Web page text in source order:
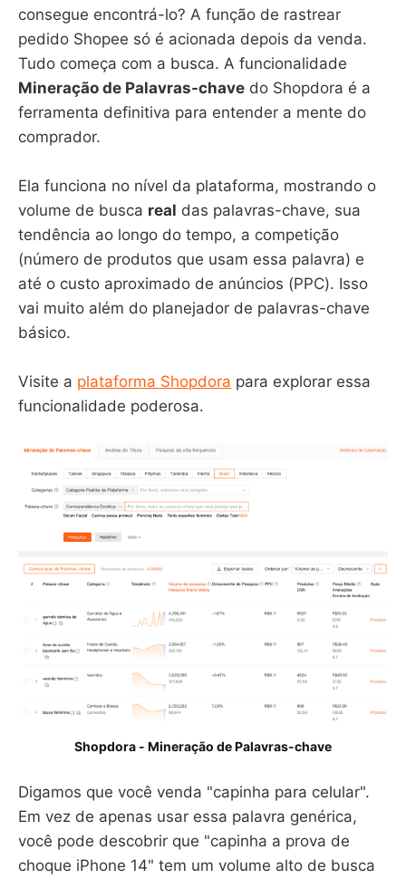
consegue encontrá-lo? A função de rastrear
pedido Shopee só é acionada depois da venda.
Tudo começa com a busca. A funcionalidade
Mineração de Palavras-chave do Shopdora é a
ferramenta definitiva para entender a mente do
comprador.
Ela funciona no nível da plataforma, mostrando o
volume de busca real das palavras-chave, sua
tendência ao longo do tempo, a competição
(número de produtos que usam essa palavra) e
até o custo aproximado de anúncios (PPC). Isso
vai muito além do planejador de palavras-chave
básico.
Visite a plataforma Shopdora para explorar essa
funcionalidade poderosa.
Shopdora - Mineração de Palavras-chave
Digamos que você venda "capinha para celular".
Em vez de apenas usar essa palavra genérica,
você pode descobrir que "capinha a prova de
choque iPhone 14" tem um volume alto de busca